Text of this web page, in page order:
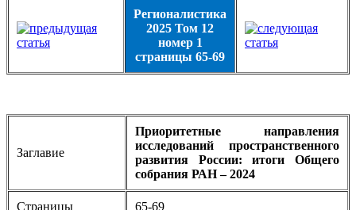
Регионалистика
2025 Том 12
номер 1
страницы 65-69
Заглавие
Приоритетные направления
исследований пространственного
развития России: итоги Общего
собрания РАН – 2024
Страницы 65-69